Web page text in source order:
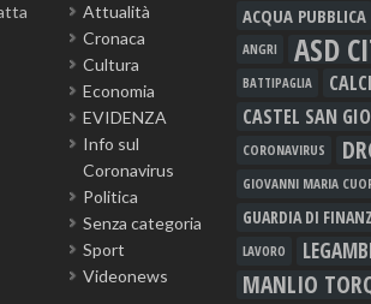
Attualità
Cronaca
Cultura
Economia
EVIDENZA
Info sul
Coronavirus
Politica
Senza categoria
Sport
Videonews
ACQUA PUBBLICA
ANGRI
ASD
BATTIPAGLIA
CASTEL SAN
CORONAVIRUS
GIOVANNI MARIA
GUARDIA DI
LAVORO
MANLIO